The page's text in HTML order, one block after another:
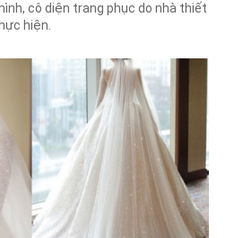
cô diện trang phục do nhà thiết
hiện.